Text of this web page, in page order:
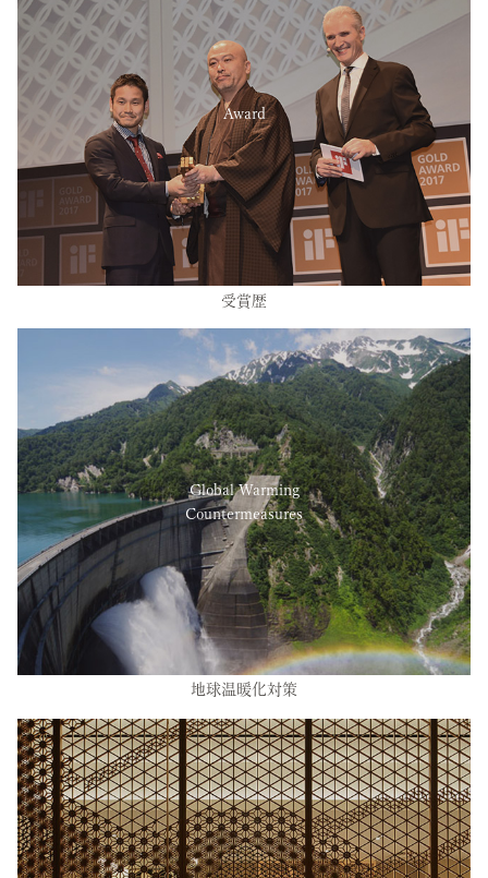
Award
受賞歴
Global Warming
Countermeasures
地球温暖化対策